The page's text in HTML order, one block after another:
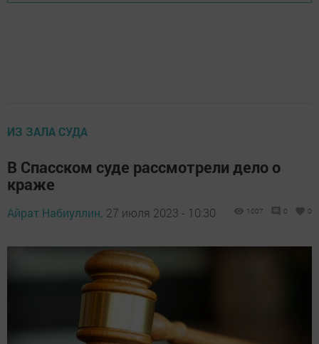
ИЗ ЗАЛА СУДА
В Спасском суде рассмотрели дело о
краже
Айрат Набиуллин, 27 июля 2023 - 10:30 1007 0 0